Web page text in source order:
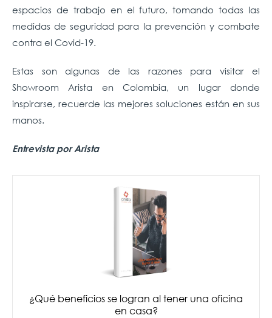
espacios de trabajo en el futuro, tomando todas las
medidas de seguridad para la prevención y combate
contra el Covid-19.
Estas son algunas de las razones para visitar el
Showroom Arista en Colombia, un lugar donde
inspirarse, recuerde las mejores soluciones están en sus
manos.
Entrevista por Arista